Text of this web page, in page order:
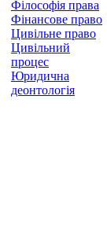
Філософія права
Фінансове право
Цивільне право
Цивільний
процес
Юридична
деонтологія